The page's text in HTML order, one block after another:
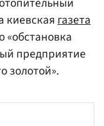
киевскаягазета
«обстановка
предприятие
золотой».